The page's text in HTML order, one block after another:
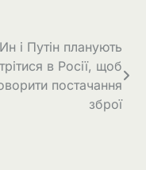
і Путін планують
в Росії, щоб
постачання
зброї